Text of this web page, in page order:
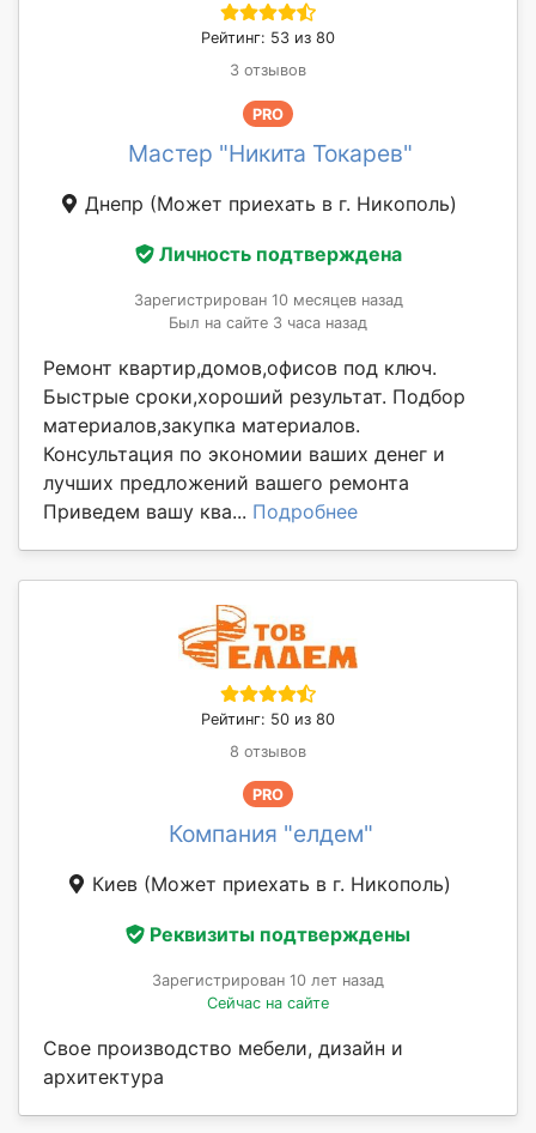
Рейтинг: 53 из 80
3 отзывов
PRO
Мастер "Никита Токарев"
Днепр (Может приехать в г. Никополь)
Личность подтверждена
Зарегистрирован 10 месяцев назад
Был на сайте 3 часа назад
Ремонт квартир,домов,офисов под ключ.
Быстрые сроки,хороший результат. Подбор
материалов,закупка материалов.
Консультация по экономии ваших денег и
лучших предложений вашего ремонта
Приведем вашу ква... Подробнее
Рейтинг: 50 из 80
8 отзывов
PRO
Компания "елдем"
Киев (Может приехать в г. Никополь)
Реквизиты подтверждены
Зарегистрирован 10 лет назад
Сейчас на сайте
Свое производство мебели, дизайн и
архитектура